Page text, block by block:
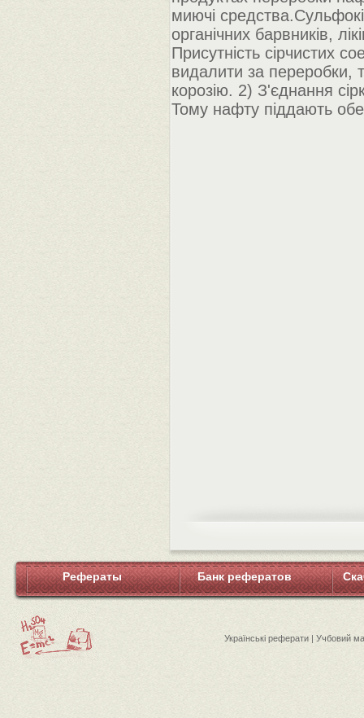
миючі
органічних барвників,
Присутність сірчистих
видалити за переробки,
корозію. 2) З'єднання
Тому нафту піддають
Рефераты Банк рефератов
Українські реферати | Учбовий